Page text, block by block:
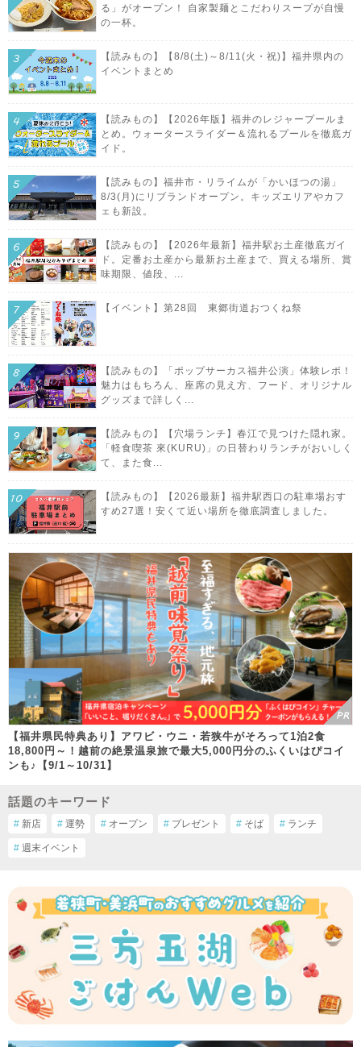
る」がオープン！ 自家製麺とこだわりスープが自慢
の一杯。
【読みもの】【8/8(土)～8/11(火・祝)】福井県内の
イベントまとめ
【読みもの】【2026年版】福井のレジャープールま
とめ。ウォータースライダー＆流れるプールを徹底ガ
イド。
【読みもの】福井市・リライムが「かいほつの湯」
8/3(月)にリブランドオープン。キッズエリアやカフ
ェも新設。
【読みもの】【2026年最新】福井駅お土産徹底ガイ
ド。定番お土産から最新お土産まで、買える場所、賞
味期限、値段、...
【イベント】第28回 東郷街道おつくね祭
【読みもの】「ポップサーカス福井公演」体験レポ！
魅力はもちろん、座席の見え方、フード、オリジナル
グッズまで詳しく...
【読みもの】【穴場ランチ】春江で見つけた隠れ家。
「軽食喫茶 來(KURU)」の日替わりランチがおいしく
て、また食...
【読みもの】【2026最新】福井駅西口の駐車場おす
すめ27選！安くて近い場所を徹底調査しました。
【福井県民特典あり】アワビ・ウニ・若狭牛がそろって1泊2食
18,800円～！越前の絶景温泉旅で最大5,000円分のふくいはぴコイ
ンも♪【9/1～10/31】
話題のキーワード
# 新店 # 運勢 # オープン # プレゼント # そば # ランチ
# 週末イベント